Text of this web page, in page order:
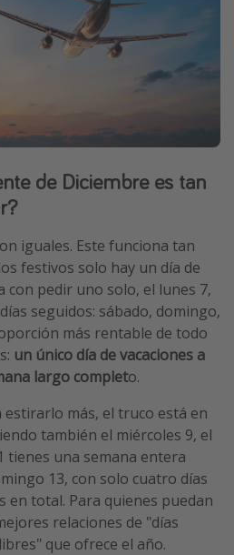
de Diciembre es tan
iguales. Este funciona tan
festivos solo hay un día de
con pedir uno solo, el lunes 7,
seguidos: sábado, domingo,
más rentable de todo
un único día de vacaciones a
largo completo.
más, el truco está en
también el miércoles 9, el
tienes una semana entera
13, con solo cuatro días
en total. Para quienes puedan
relaciones de "días
que ofrece el año.